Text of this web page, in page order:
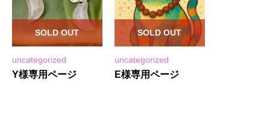
uncategorized
Y様専用ページ
SOLD OUT
uncategorized
E様専用ページ
SOLD OUT